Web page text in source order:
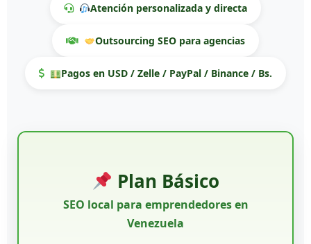
Atención personalizada y directa
Outsourcing SEO para agencias
Pagos en USD / Zelle / PayPal / Binance / Bs.
Plan Básico
SEO local para emprendedores en
Venezuela